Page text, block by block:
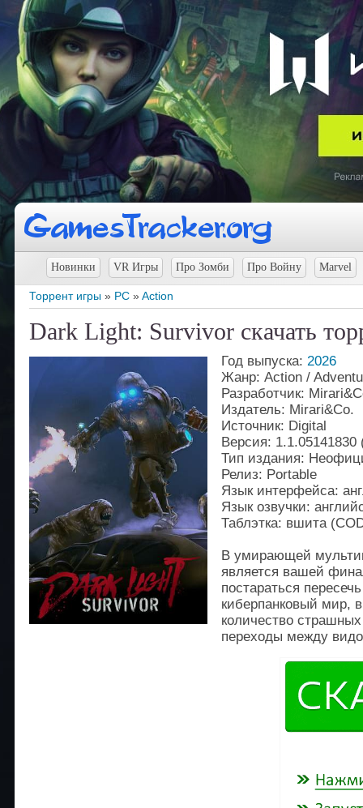
Новинки VR Игры Про Зомби Про Войну Marvel
Торрент игры » PC »Action
Dark Light: Survivor скачать
Год выпуска: 2026
Жанр: Action /
Разработчик:
Издатель: Mirari&Co.
Источник: Digital
Версия: 1.1.05141830
Тип издания:
Релиз: Portable
Язык интерфейса:
Язык озвучки:
Таблэтка: вшита
В умирающей
является вашей
постараться
киберпанковый мир,
количество
переходы между